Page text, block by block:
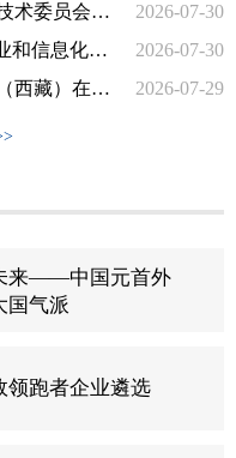
2026-07-30
工业和信息化部量子信息标准化技术委员会成立
2026-07-30
工业和信息化部举办“十五五”工业和信息化规划专题培训班
2026-07-29
2026中国产业转移发展对接活动（西藏）在拉萨举行
来——中国元首外
国气派
领跑者企业遴选